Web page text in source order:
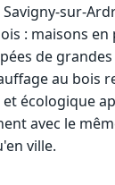
sur-
: maisons
de
au bois
écologique
avec le
ville.